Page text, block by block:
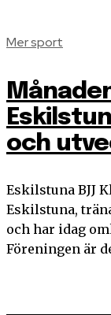
Mer sport
och
Eskilstuna BJJ
Eskilstuna,
och har idag
Föreningen är